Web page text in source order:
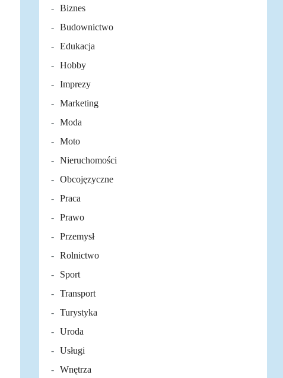
Biznes
Budownictwo
Edukacja
Hobby
Imprezy
Marketing
Moda
Moto
Nieruchomości
Obcojęzyczne
Praca
Prawo
Przemysł
Rolnictwo
Sport
Transport
Turystyka
Uroda
Usługi
Wnętrza